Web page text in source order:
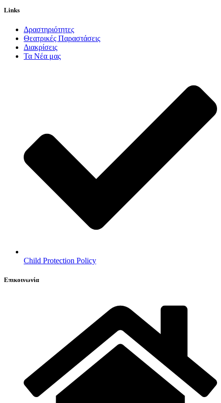
Links
Δραστηριότητες
Θεατρικές Παραστάσεις
Διακρίσεις
Τα Νέα μας
Child Protection Policy
Επικοινωνία